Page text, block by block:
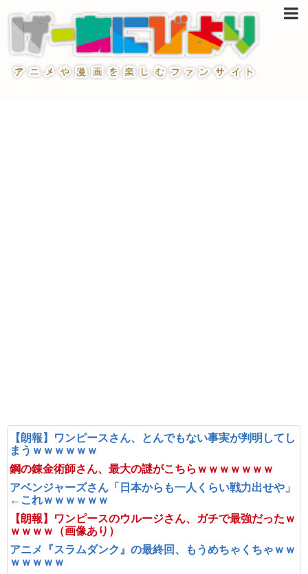
【朗報】ワンピースさん、とんでもない事実が判明してし
まうｗｗｗｗｗｗ
鋼の錬金術師さん、最大の謎がこちらｗｗｗｗｗｗｗ
アベンジャーズさん「日本からも一人くらい戦力出せや」
←これｗｗｗｗｗｗ
【朗報】ワンピースのウルージさん、ガチで最強だったｗ
ｗｗｗｗ（画像あり）
アニメ『スラムダンク』の最終回、もうめちゃくちゃｗｗ
ｗｗｗｗｗ